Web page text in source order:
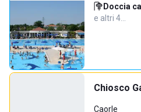
Doccia
e altri 4…
Chiosco
Caorle